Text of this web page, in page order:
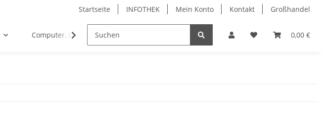
Startseite INFOTHEK Mein Konto Kontakt Großhandel
0,00 €
Computer, Drucker & Bürobedarf PVC Kartendrucker & Zubehör TiDis